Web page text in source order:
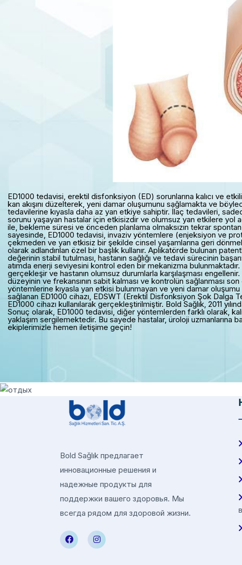
ED1000 tedavisi, erektil disfonksiyon (ED) sorunlarına kalıcı ve
kan akışını düzelterek, yeni damar oluşumunu sağlamakta ve
tedavilerine kıyasla daha az yan etkiye sahiptir. İlaç tedavileri,
sorunu yaşayan hastalar için etkisizdir ve olumsuz yan etkilere yol
ile, bekleme süresi ve önceden planlama olmaksızın tekrar
sayesinde, ED1000 tedavisi, invaziv yöntemlere (enjeksiyon ve
çekmeden ve yan etkisiz bir şekilde cinsel yaşamlarına geri
olarak adlandırılan özel bir başlık kullanır. Aplikatörde bulunan
değerinin stabil tutulması, hastanın sağlığı ve tedavi sürecinin
atımda enerji seviyesini kontrol eden bir mekanizma
gerçekleşir ve hastanın olumsuz durumlarla karşılaşması
düzeyinin ve frekansının sabit kalması ve kontrolün sağlanması
yöntemlerine kıyasla yan etkisi bulunmayan ve yeni damar
sağlanan ED1000 cihazı, EDSWT (Erektil Disfonksiyon Şok Dalga
ED1000 cihazı kullanılarak gerçekleştirilmiştir. Bold Sağlık, 2011
Sonuç olarak, ED1000 tedavisi, diğer yöntemlerden farklı olarak,
yaklaşım sergilemektedir. Bu sayede hastalar, üroloji uzmanlarına
ekiplerimizle hemen iletişime geçin!
Bold Sağlık предлагает
инновационные решения и
надежные продукты для
поддержки вашего здоровья. Мы
всегда рядом для здоровой жизни.